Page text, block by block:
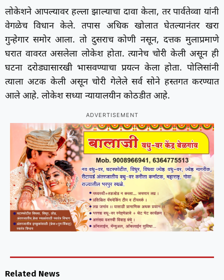
लोकेशने आपल्यावर हल्ला झाल्याचा दावा केला, तर पार्वतेव्वा यांनी
वेगळेच विधान केले. तपास अधिक खोलात घेतल्यानंतर खरा
गुन्हेगार समोर आला. तो दुसराच कोणी नसून, दत्तक मुलाप्रमाणे
घरात वावरत असलेला लोकेश होता. त्यानेच चोरी केली असून ही
घटना दरोड्यासारखी भासवण्याचा प्रयत्न केला होता. पोलिसांनी
त्याला अटक केली असून चोरी गेलेले सर्व सोने हस्तगत करण्यात
आले आहे. लोकेश सध्या न्यायालयीन कोठडीत आहे.
ADVERTISEMENT
Related News